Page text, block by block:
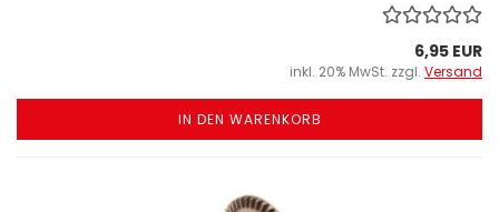
6,95 EUR
inkl. 20% MwSt. zzgl. Versand
IN DEN WARENKORB